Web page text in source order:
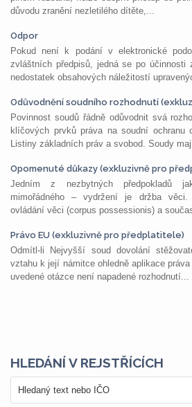
důvodu zranění nezletilého dítěte,...
Odpor
Pokud není k podání v elektronické
zvláštních předpisů, jedná se po účinnosti
nedostatek obsahových náležitostí
Odůvodnění soudního rozhodnutí
Povinnost soudů řádně odůvodnit svá
klíčových prvků práva na soudní ochranu
Listiny základních práv a svobod. Soudy
Opomenuté důkazy (exkluzivně pro
Jedním z nezbytných předpokladů
mimořádného – vydržení je držba věci.
ovládání věci (corpus possessionis) a
Právo EU (exkluzivně pro předplatitele)
Odmítl-li Nejvyšší soud dovolání
vztahu k její námitce ohledně aplikace
uvedené otázce není napadené rozhodnutí...
HLEDÁNÍ V REJSTŘÍCÍCH